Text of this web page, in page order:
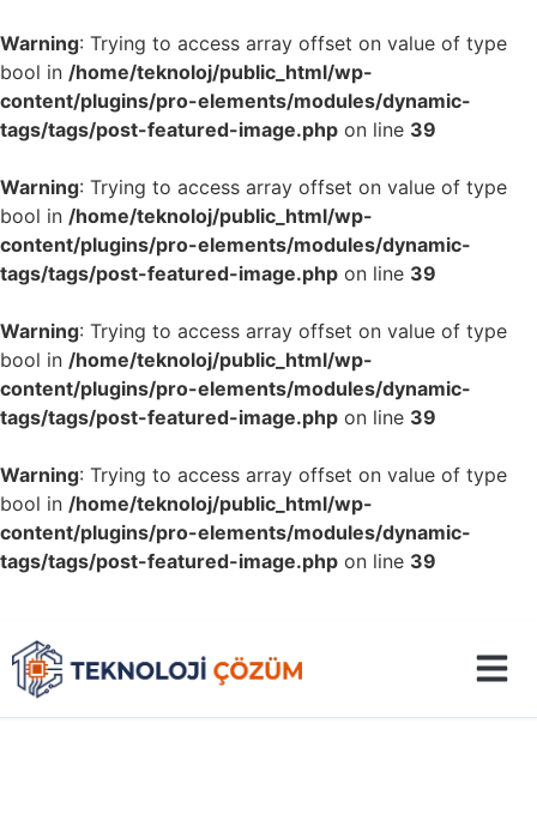
Warning: Trying to access array offset on value of type
bool in /home/teknoloj/public_html/wp-
content/plugins/pro-elements/modules/dynamic-
tags/tags/post-featured-image.php on line 39
Warning: Trying to access array offset on value of type
bool in /home/teknoloj/public_html/wp-
content/plugins/pro-elements/modules/dynamic-
tags/tags/post-featured-image.php on line 39
Warning: Trying to access array offset on value of type
bool in /home/teknoloj/public_html/wp-
content/plugins/pro-elements/modules/dynamic-
tags/tags/post-featured-image.php on line 39
Warning: Trying to access array offset on value of type
bool in /home/teknoloj/public_html/wp-
content/plugins/pro-elements/modules/dynamic-
tags/tags/post-featured-image.php on line 39